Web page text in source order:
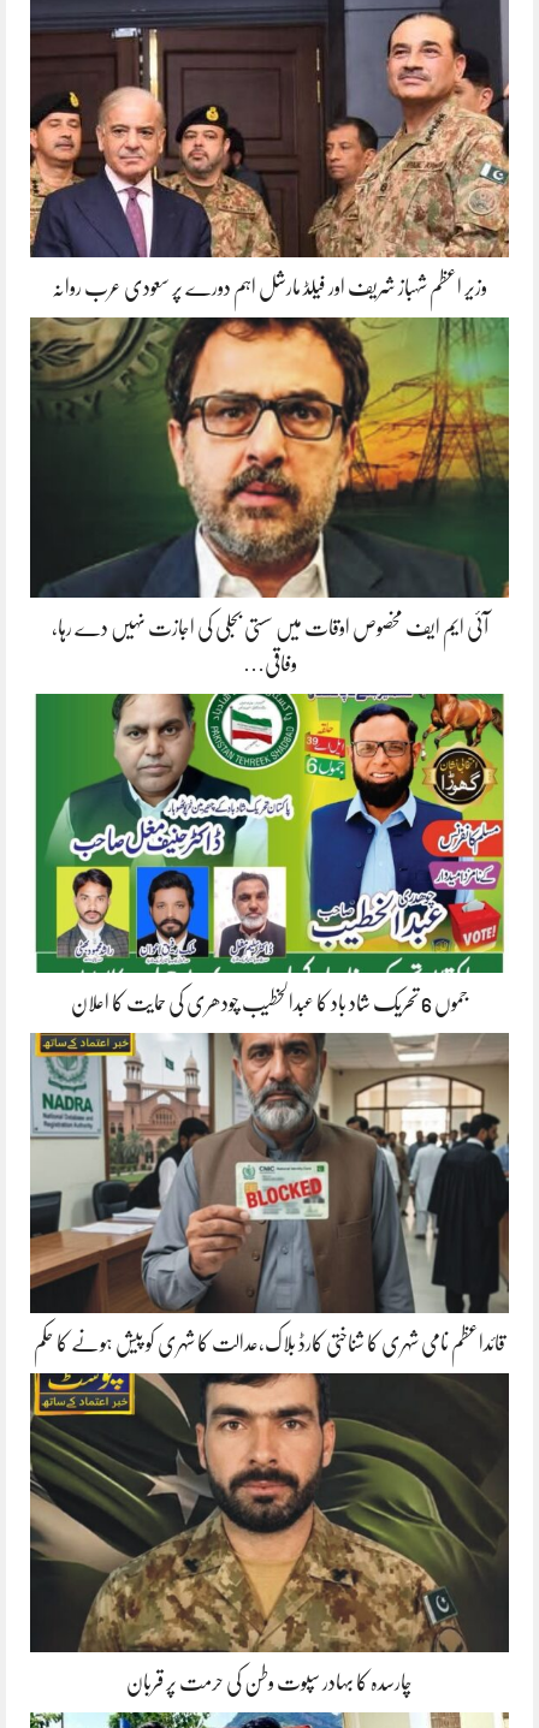
وزیر اعظم شہباز شریف اور فیلڈ مارشل اہم دورے پر سعودی عرب روانہ
آئی ایم ایف مخصوص اوقات میں سستی بجلی کی اجازت نہیں دے رہا،
وفاقی…
جموں 6 تحریک شاد باد کا عبدالخطیب چودھری کی حمایت کا اعلان
قائداعظم نامی شہری کا شناختی کارڈ بلاک،عدالت کا شہری کو پیش ہونے کا حکم
چارسدہ کا بہادر سپوت وطن کی حرمت پر قربان